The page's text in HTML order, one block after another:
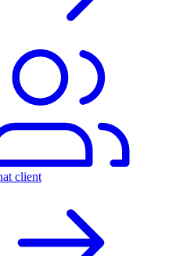
client